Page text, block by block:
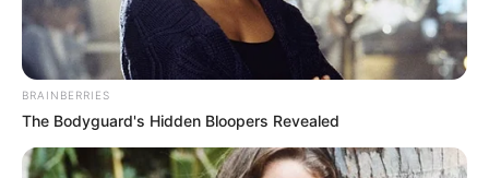
BRAINBERRIES
The Bodyguard's Hidden Bloopers Revealed